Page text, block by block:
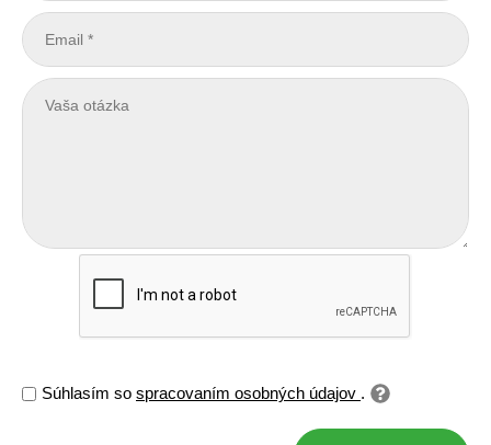
Súhlasím so spracovaním osobných údajov .